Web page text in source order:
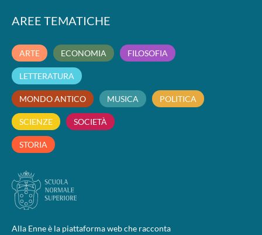
AREE TEMATICHE
ARTE ECONOMIA FILOSOFIA
LETTERATURA
MONDO ANTICO MUSICA POLITICA
SCIENZE SOCIETÀ
STORIA
Alla Enne è la piattaforma web che racconta